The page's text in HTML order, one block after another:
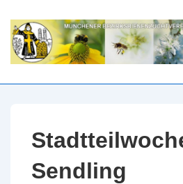
Zum
Inhalt
Sendling